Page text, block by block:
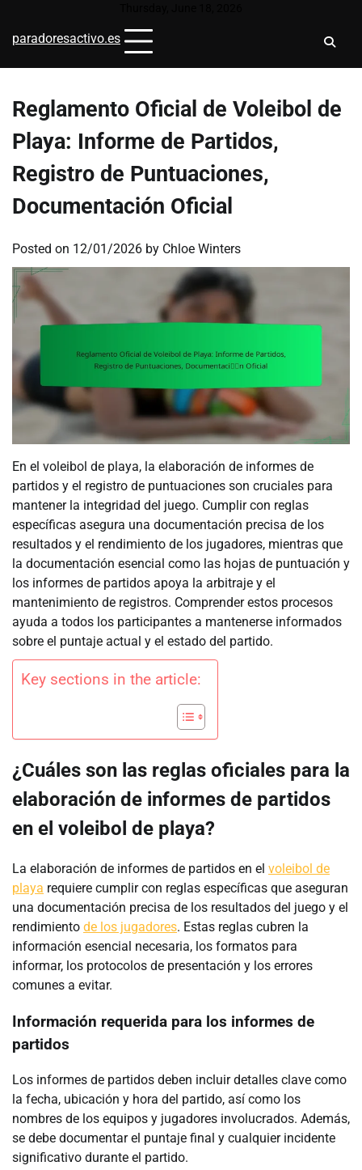
content
paradoresactivo.es
Reglamento Oficial de Voleibol de
Playa: Informe de Partidos,
Registro de Puntuaciones,
Documentación Oficial
Posted on 12/01/2026 by Chloe Winters
En el voleibol de playa, la elaboración de informes de
partidos y el registro de puntuaciones son cruciales para
mantener la integridad del juego. Cumplir con reglas
específicas asegura una documentación precisa de los
resultados y el rendimiento de los jugadores, mientras que
la documentación esencial como las hojas de puntuación y
los informes de partidos apoya la arbitraje y el
mantenimiento de registros. Comprender estos procesos
ayuda a todos los participantes a mantenerse informados
sobre el puntaje actual y el estado del partido.
Key sections in the article:
¿Cuáles son las reglas oficiales para la
elaboración de informes de partidos
en el voleibol de playa?
La elaboración de informes de partidos en el voleibol de
playa requiere cumplir con reglas específicas que aseguran
una documentación precisa de los resultados del juego y el
rendimiento de los jugadores. Estas reglas cubren la
información esencial necesaria, los formatos para
informar, los protocolos de presentación y los errores
comunes a evitar.
Información requerida para los informes de
partidos
Los informes de partidos deben incluir detalles clave como
la fecha, ubicación y hora del partido, así como los
nombres de los equipos y jugadores involucrados. Además,
se debe documentar el puntaje final y cualquier incidente
significativo durante el partido.